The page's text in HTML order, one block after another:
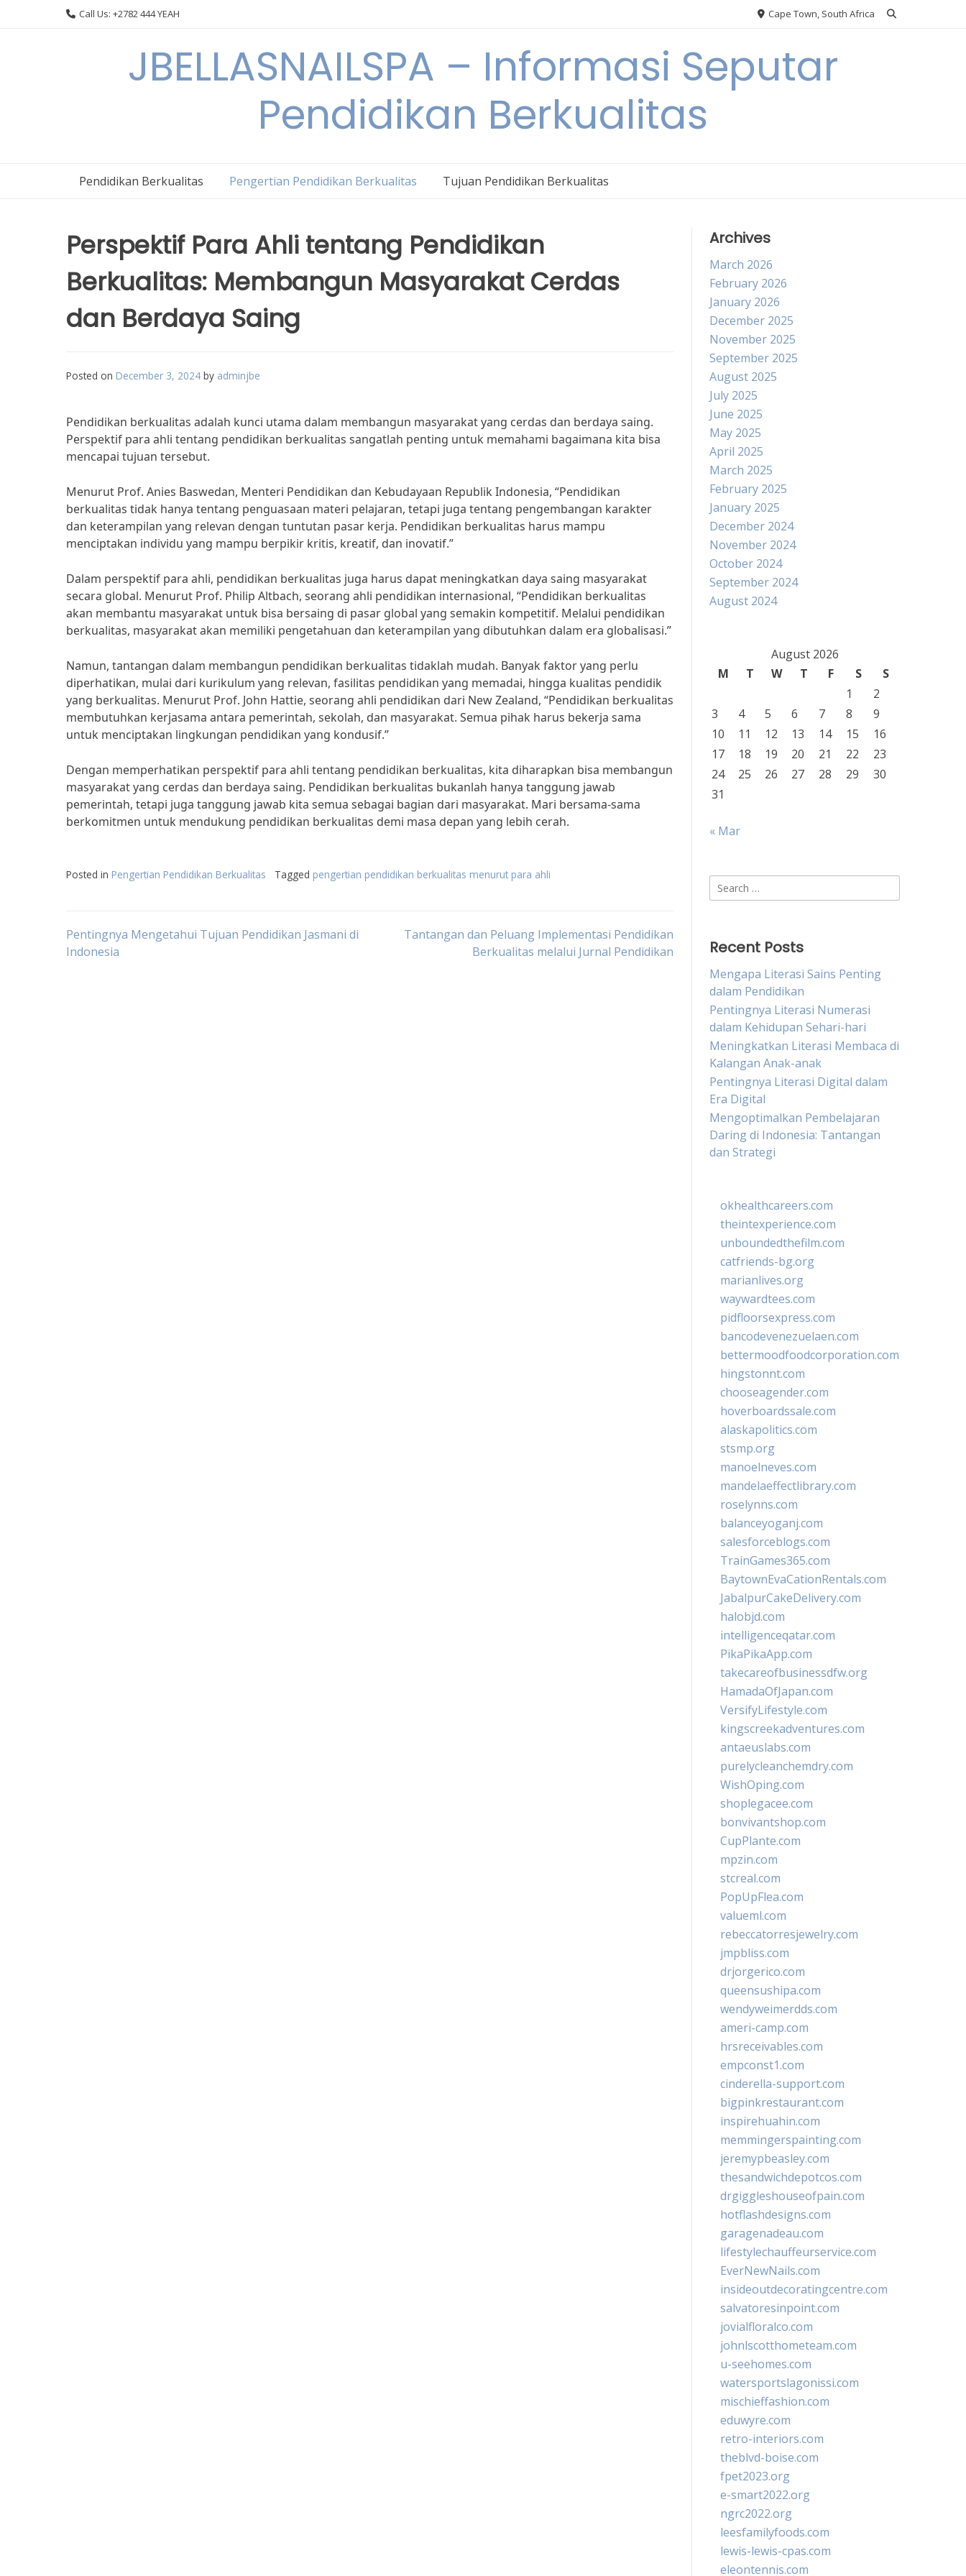
Call Us: +2782 444 YEAH Cape Town, South Africa
JBELLASNAILSPA – Informasi Seputar
Pendidikan Berkualitas
Pendidikan Berkualitas Pengertian Pendidikan Berkualitas Tujuan Pendidikan Berkualitas
Perspektif Para Ahli tentang Pendidikan
Berkualitas: Membangun Masyarakat Cerdas
dan Berdaya Saing
Posted on December 3, 2024 by adminjbe
Pendidikan berkualitas adalah kunci utama dalam membangun masyarakat yang cerdas dan berdaya saing.
Perspektif para ahli tentang pendidikan berkualitas sangatlah penting untuk memahami bagaimana kita bisa
mencapai tujuan tersebut.
Menurut Prof. Anies Baswedan, Menteri Pendidikan dan Kebudayaan Republik Indonesia, “Pendidikan
berkualitas tidak hanya tentang penguasaan materi pelajaran, tetapi juga tentang pengembangan karakter
dan keterampilan yang relevan dengan tuntutan pasar kerja. Pendidikan berkualitas harus mampu
menciptakan individu yang mampu berpikir kritis, kreatif, dan inovatif.”
Dalam perspektif para ahli, pendidikan berkualitas juga harus dapat meningkatkan daya saing masyarakat
secara global. Menurut Prof. Philip Altbach, seorang ahli pendidikan internasional, “Pendidikan berkualitas
akan membantu masyarakat untuk bisa bersaing di pasar global yang semakin kompetitif. Melalui pendidikan
berkualitas, masyarakat akan memiliki pengetahuan dan keterampilan yang dibutuhkan dalam era globalisasi.”
Namun, tantangan dalam membangun pendidikan berkualitas tidaklah mudah. Banyak faktor yang perlu
diperhatikan, mulai dari kurikulum yang relevan, fasilitas pendidikan yang memadai, hingga kualitas pendidik
yang berkualitas. Menurut Prof. John Hattie, seorang ahli pendidikan dari New Zealand, “Pendidikan berkualitas
membutuhkan kerjasama antara pemerintah, sekolah, dan masyarakat. Semua pihak harus bekerja sama
untuk menciptakan lingkungan pendidikan yang kondusif.”
Dengan memperhatikan perspektif para ahli tentang pendidikan berkualitas, kita diharapkan bisa membangun
masyarakat yang cerdas dan berdaya saing. Pendidikan berkualitas bukanlah hanya tanggung jawab
pemerintah, tetapi juga tanggung jawab kita semua sebagai bagian dari masyarakat. Mari bersama-sama
berkomitmen untuk mendukung pendidikan berkualitas demi masa depan yang lebih cerah.
Posted in Pengertian Pendidikan Berkualitas Tagged pengertian pendidikan berkualitas menurut para ahli
Post
Pentingnya Mengetahui Tujuan Pendidikan Jasmani di
Indonesia
Tantangan dan Peluang Implementasi Pendidikan
Berkualitas melalui Jurnal Pendidikan
Archives
March 2026
February 2026
January 2026
December 2025
November 2025
September 2025
August 2025
July 2025
June 2025
May 2025
April 2025
March 2025
February 2025
January 2025
December 2024
November 2024
October 2024
September 2024
August 2024
August 2026
M
T W T F S
S
1
2
3
4 5 6 7 8
9
10
11 12 13 14 15
16
17
18 19 20 21 22
23
24
25 26 27 28 29
30
31
« Mar
Search
for:
Recent Posts
Mengapa Literasi Sains Penting
dalam Pendidikan
Pentingnya Literasi Numerasi
dalam Kehidupan Sehari-hari
Meningkatkan Literasi Membaca di
Kalangan Anak-anak
Pentingnya Literasi Digital dalam
Era Digital
Mengoptimalkan Pembelajaran
Daring di Indonesia: Tantangan
dan Strategi
okhealthcareers.com
theintexperience.com
unboundedthefilm.com
catfriends-bg.org
marianlives.org
waywardtees.com
pidfloorsexpress.com
bancodevenezuelaen.com
bettermoodfoodcorporation.com
hingstonnt.com
chooseagender.com
hoverboardssale.com
alaskapolitics.com
stsmp.org
manoelneves.com
mandelaeffectlibrary.com
roselynns.com
balanceyoganj.com
salesforceblogs.com
TrainGames365.com
BaytownEvaCationRentals.com
JabalpurCakeDelivery.com
halobjd.com
intelligenceqatar.com
PikaPikaApp.com
takecareofbusinessdfw.org
HamadaOfJapan.com
VersifyLifestyle.com
kingscreekadventures.com
antaeuslabs.com
purelycleanchemdry.com
WishOping.com
shoplegacee.com
bonvivantshop.com
CupPlante.com
mpzin.com
stcreal.com
PopUpFlea.com
valueml.com
rebeccatorresjewelry.com
jmpbliss.com
drjorgerico.com
queensushipa.com
wendyweimerdds.com
ameri-camp.com
hrsreceivables.com
empconst1.com
cinderella-support.com
bigpinkrestaurant.com
inspirehuahin.com
memmingerspainting.com
jeremypbeasley.com
thesandwichdepotcos.com
drgiggleshouseofpain.com
hotflashdesigns.com
garagenadeau.com
lifestylechauffeurservice.com
EverNewNails.com
insideoutdecoratingcentre.com
salvatoresinpoint.com
jovialfloralco.com
johnlscotthometeam.com
u-seehomes.com
watersportslagonissi.com
mischieffashion.com
eduwyre.com
retro-interiors.com
theblvd-boise.com
fpet2023.org
e-smart2022.org
ngrc2022.org
leesfamilyfoods.com
lewis-lewis-cpas.com
eleontennis.com